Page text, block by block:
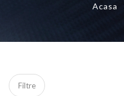
Acasa
Filtre